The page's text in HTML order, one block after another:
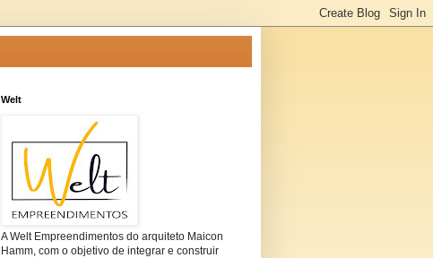
Welt
A Welt Empreendimentos do arquiteto Maicon
Hamm, com o objetivo de integrar e construir